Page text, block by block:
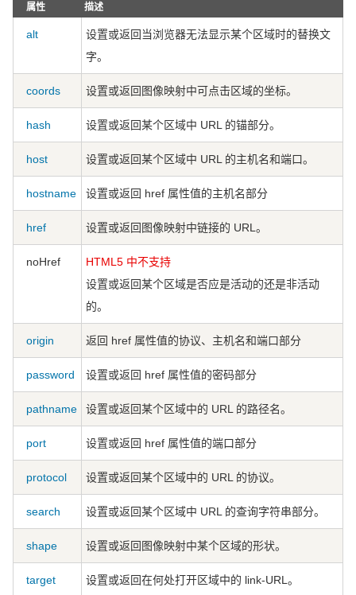
属性 描述
alt
设置或返回当浏览器无法显示某个区域时的替换文
字。
coords 设置或返回图像映射中可点击区域的坐标。
hash 设置或返回某个区域中 URL 的锚部分。
host 设置或返回某个区域中 URL 的主机名和端口。
hostname 设置或返回 href 属性值的主机名部分
href 设置或返回图像映射中链接的 URL。
noHref
HTML5 中不支持
设置或返回某个区域是否应是活动的还是非活动
的。
origin 返回 href 属性值的协议、主机名和端口部分
password 设置或返回 href 属性值的密码部分
pathname 设置或返回某个区域中的 URL 的路径名。
port 设置或返回 href 属性值的端口部分
protocol 设置或返回某个区域中的 URL 的协议。
search 设置或返回某个区域中 URL 的查询字符串部分。
shape 设置或返回图像映射中某个区域的形状。
target 设置或返回在何处打开区域中的 link-URL。